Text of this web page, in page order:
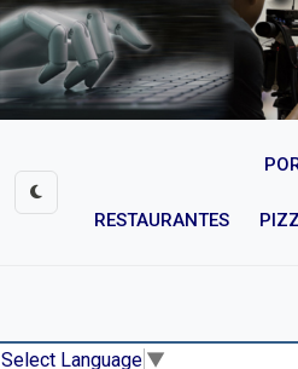
RESTAURANTES
Select Language ▼